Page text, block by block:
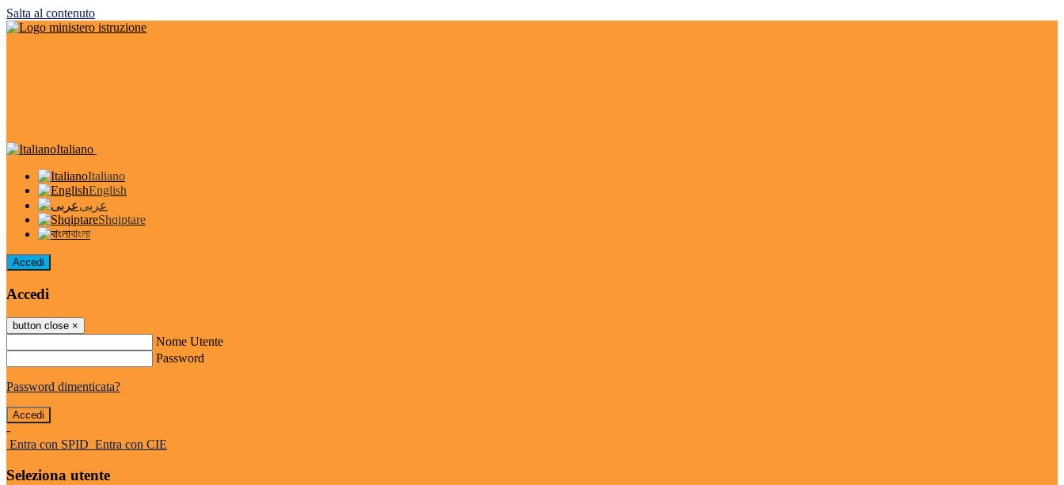
Salta al contenuto
Italiano
Italiano
English
عربى
Shqiptare
বাংলা
Accedi
Accedi
button close ×
Nome Utente
Password
Password dimenticata?
-
Entra con SPID Entra con CIE
Seleziona utente